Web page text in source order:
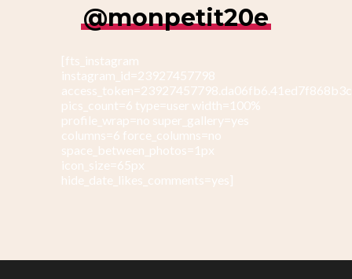
@monpetit20e
[fts_instagram
instagram_id=23927457798
pics_count=6 type=user width=100%
profile_wrap=no super_gallery=yes
columns=6 force_columns=no
space_between_photos=1px
icon_size=65px
hide_date_likes_comments=yes]